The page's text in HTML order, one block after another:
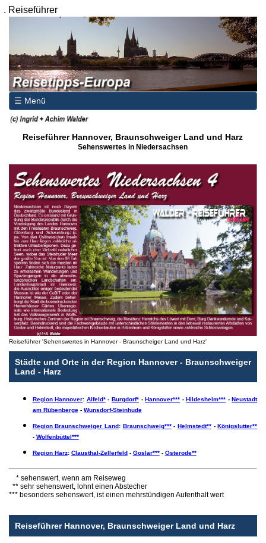
. Reiseführer
☰ Menü
Reiseführer Hannover, Braunschweiger Land und Harz
Sehenswertes in Niedersachsen
Reiseführer 'Sehenswertes in Hannover - Braunscheiger Land und Harz'
Städte und Orte in der Region Hannover - Braunschweiger
Land - Harz
Region Hannover: Alfeld*- Burgdorf*-Hannover*** -Hildesheim*** -Neustadt
am Rübenberge- Wunsdorf-Steinhude
Region Braunschweiger Land: Braunschweig***- Helmstedt** -Königslutter**
- Wolfenbüttel***
Region Harz: Clausthal-Zellerfeld- Goslar***- Osterode**
* sehenswert, wenn am Reiseweg
** sehr sehenswert, lohnt einen Abstecher
*** besonders sehenswert, ist einen mehrstündigen Aufenthalt wert
Reiseführer Hannover, Braunschweiger Land und Harz